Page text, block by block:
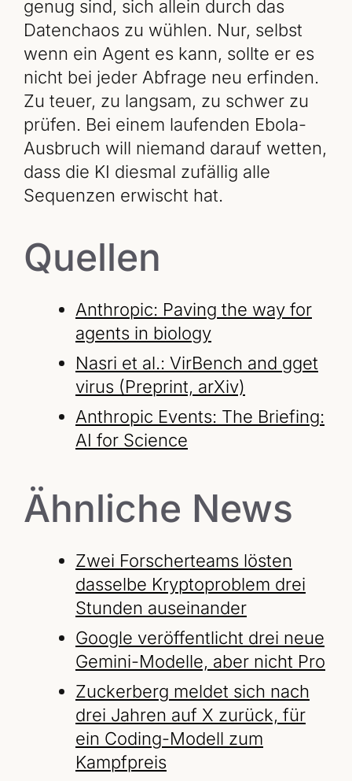
genug sind, sich allein durch das
Datenchaos zu wühlen. Nur, selbst
wenn ein Agent es kann, sollte er es
nicht bei jeder Abfrage neu erfinden.
Zu teuer, zu langsam, zu schwer zu
prüfen. Bei einem laufenden Ebola-
Ausbruch will niemand darauf wetten,
dass die KI diesmal zufällig alle
Sequenzen erwischt hat.
Quellen
Anthropic: Paving the way for
agents in biology
Nasri et al.: VirBench and gget
virus (Preprint, arXiv)
Anthropic Events: The Briefing:
AI for Science
Ähnliche News
Zwei Forscherteams lösten
dasselbe Kryptoproblem drei
Stunden auseinander
Google veröffentlicht drei neue
Gemini-Modelle, aber nicht Pro
Zuckerberg meldet sich nach
drei Jahren auf X zurück, für
ein Coding-Modell zum
Kampfpreis